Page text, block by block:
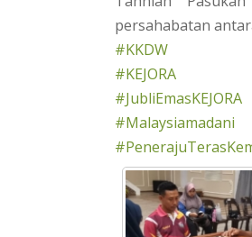
persahabatan
#KKDW
#KEJORA
#JubliEmasKEJORA
#Malaysiamadani